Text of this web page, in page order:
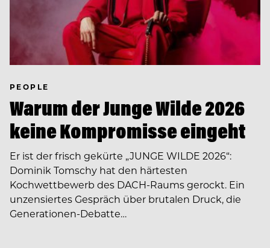
PEOPLE
Warum der Junge Wilde 2026
keine Kompromisse eingeht
Er ist der frisch gekürte „JUNGE WILDE 2026“:
Dominik Tomschy hat den härtesten
Kochwettbewerb des DACH-Raums gerockt. Ein
unzensiertes Gespräch über brutalen Druck, die
Generationen-Debatte…